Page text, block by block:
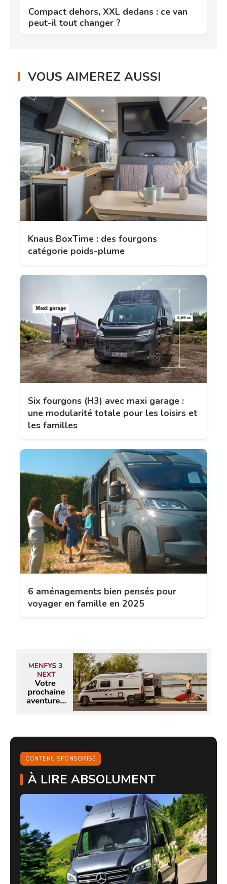
Compact dehors, XXL dedans : ce van
peut-il tout changer ?
VOUS AIMEREZ AUSSI
Knaus BoxTime : des fourgons
catégorie poids-plume
Six fourgons (H3) avec maxi garage :
une modularité totale pour les loisirs et
les familles
6 aménagements bien pensés pour
voyager en famille en 2025
CONTENU SPONSORISÉ
À LIRE ABSOLUMENT